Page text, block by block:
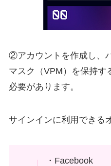
②アカウントを作成し、
マスク（VPM）を保持す
必要があります。
サインインに利用できる
・Facebook